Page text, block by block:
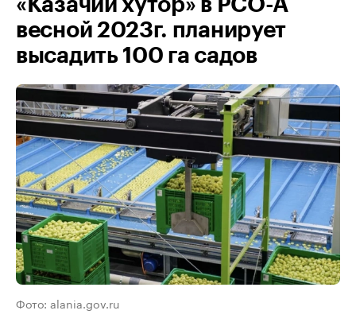
«Казачий хутор» в РСО-А
весной 2023г. планирует
высадить 100 га садов
Фото: alania.gov.ru